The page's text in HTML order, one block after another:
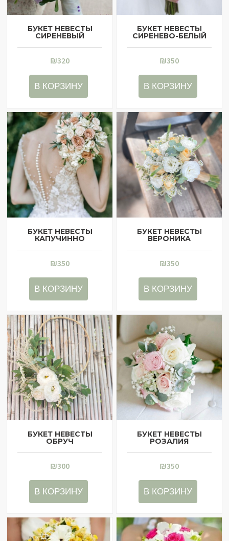
БУКЕТ НЕВЕСТЫ
СИРЕНЕВЫЙ
₪320
В КОРЗИНУ
БУКЕТ НЕВЕСТЫ
СИРЕНЕВО-БЕЛЫЙ
₪350
В КОРЗИНУ
БУКЕТ НЕВЕСТЫ
КАПУЧИННО
₪350
В КОРЗИНУ
БУКЕТ НЕВЕСТЫ
ВЕРОНИКА
₪350
В КОРЗИНУ
БУКЕТ НЕВЕСТЫ
ОБРУЧ
₪300
В КОРЗИНУ
БУКЕТ НЕВЕСТЫ
РОЗАЛИЯ
₪350
В КОРЗИНУ